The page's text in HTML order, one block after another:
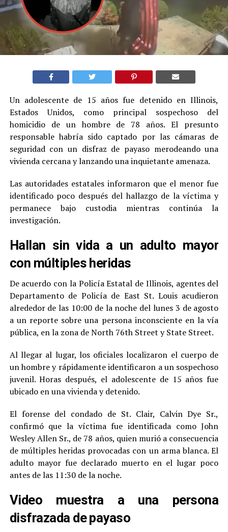
Un adolescente de 15 años fue detenido en Illinois,
Estados Unidos, como principal sospechoso del
homicidio de un hombre de 78 años. El presunto
responsable habría sido captado por las cámaras de
seguridad con un disfraz de payaso merodeando una
vivienda cercana y lanzando una inquietante amenaza.
Las autoridades estatales informaron que el menor fue
identificado poco después del hallazgo de la víctima y
permanece bajo custodia mientras continúa la
investigación.
Hallan sin vida a un adulto mayor
con múltiples heridas
De acuerdo con la Policía Estatal de Illinois, agentes del
Departamento de Policía de East St. Louis acudieron
alrededor de las 10:00 de la noche del lunes 3 de agosto
a un reporte sobre una persona inconsciente en la vía
pública, en la zona de North 76th Street y State Street.
Al llegar al lugar, los oficiales localizaron el cuerpo de
un hombre y rápidamente identificaron a un sospechoso
juvenil. Horas después, el adolescente de 15 años fue
ubicado en una vivienda y detenido.
El forense del condado de St. Clair, Calvin Dye Sr.,
confirmó que la víctima fue identificada como John
Wesley Allen Sr., de 78 años, quien murió a consecuencia
de múltiples heridas provocadas con un arma blanca. El
adulto mayor fue declarado muerto en el lugar poco
antes de las 11:30 de la noche.
Video muestra a una persona
disfrazada de payaso